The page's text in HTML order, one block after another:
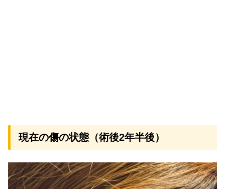
現在の傷の状態（術後2年半後）